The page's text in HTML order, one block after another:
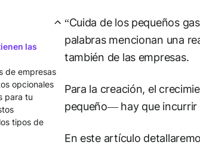
“Cuida de los pequeños
palabras mencionan una
también de las empresas.
Para la creación, el
pequeño— hay que incurrir
En este artículo
las
de empresas
opcionales
para tu
tipos de